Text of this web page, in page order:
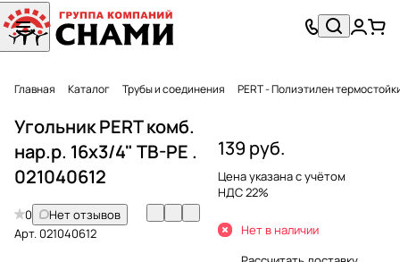
Главная Каталог Трубы и соединения PERT - Полиэтилен
Угольник PERT комб.
нар.р. 16x3/4" TB-PE .
021040612
0
Нет отзывов
Арт.021040612
139 руб.
Цена указана с учётом
НДС 22%
Нет в наличии